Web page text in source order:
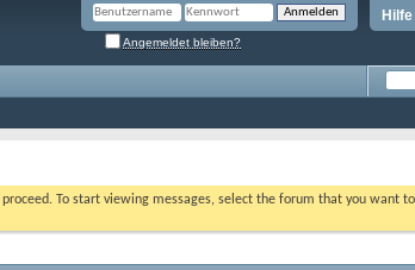
Hilfe
Angemeldet bleiben?
To start viewing messages, select the forum that you want